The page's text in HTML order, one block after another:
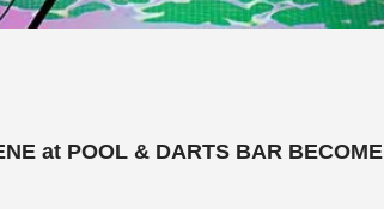
at POOL & DARTS BAR BECOME